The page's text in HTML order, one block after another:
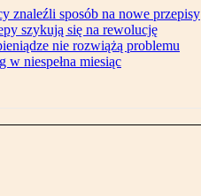
znaleźli sposób na nowe przepisy
szykują się na rewolucję
nie rozwiążą problemu
w niespełna miesiąc